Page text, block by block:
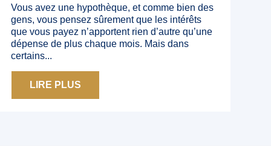
Vous avez une hypothèque, et comme bien des
gens, vous pensez sûrement que les intérêts
que vous payez n’apportent rien d’autre qu’une
dépense de plus chaque mois. Mais dans
certains...
LIRE PLUS